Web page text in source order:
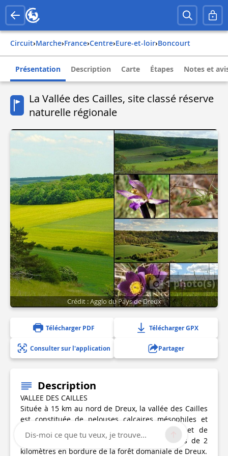
Circuit› Marche› france› centre› eure-et-loir› boncourt
Présentation Description Carte Étapes Notes et
La Vallée des Cailles, site classé réserve
naturelle régionale
1 photo(s)
Crédit : Agglo du Pays de Dreux
Télécharger PDF Télécharger GPX
Consulter sur l'application Partager
Description
VALLEE DES CAILLES
Située à 15 km au nord de Dreux, la vallée des Cailles
est constituée de pelouses calcaires mésophiles et
méso-xérophiles, de boisements, de fourrés et de
cultures insérées dans un vallon sec sur près de 2
kilomètres en bordure de la forêt domaniale de Dreux.
Dis-moi ce que tu veux, je trouve...